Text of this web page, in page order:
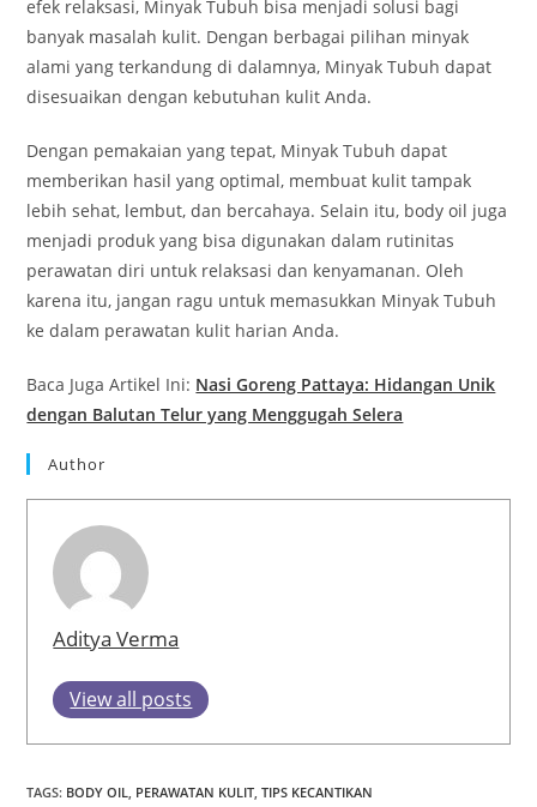
efek relaksasi, Minyak Tubuh bisa menjadi solusi bagi
banyak masalah kulit. Dengan berbagai pilihan minyak
alami yang terkandung di dalamnya, Minyak Tubuh dapat
disesuaikan dengan kebutuhan kulit Anda.
Dengan pemakaian yang tepat, Minyak Tubuh dapat
memberikan hasil yang optimal, membuat kulit tampak
lebih sehat, lembut, dan bercahaya. Selain itu, body oil juga
menjadi produk yang bisa digunakan dalam rutinitas
perawatan diri untuk relaksasi dan kenyamanan. Oleh
karena itu, jangan ragu untuk memasukkan Minyak Tubuh
ke dalam perawatan kulit harian Anda.
Baca Juga Artikel Ini: Nasi Goreng Pattaya: Hidangan Unik
dengan Balutan Telur yang Menggugah Selera
Author
Aditya Verma
View all posts
TAGS: BODY OIL PERAWATAN KULIT TIPS KECANTIKAN